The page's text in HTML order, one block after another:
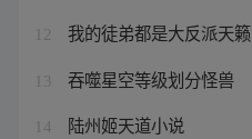
12 我的徒弟都是大反派天籁
13 吞噬星空等级划分怪兽
14 陆州姬天道小说